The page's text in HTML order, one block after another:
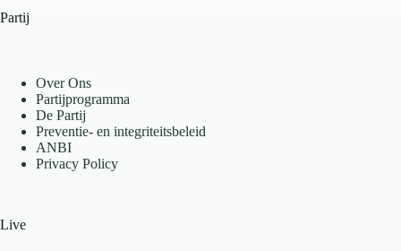
Partij
Over Ons
Partijprogramma
De Partij
Preventie- en integriteitsbeleid
ANBI
Privacy Policy
Live